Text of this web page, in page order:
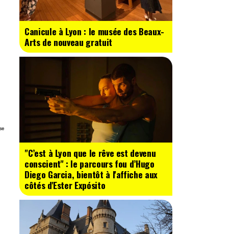
Canicule à Lyon : le musée des Beaux-
Arts de nouveau gratuit
"C’est à Lyon que le rêve est devenu
conscient" : le parcours fou d’Hugo
Diego Garcia, bientôt à l'affiche aux
côtés d'Ester Expósito